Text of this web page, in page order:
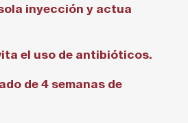
inyección y actua
el uso de antibióticos.
de 4 semanas de